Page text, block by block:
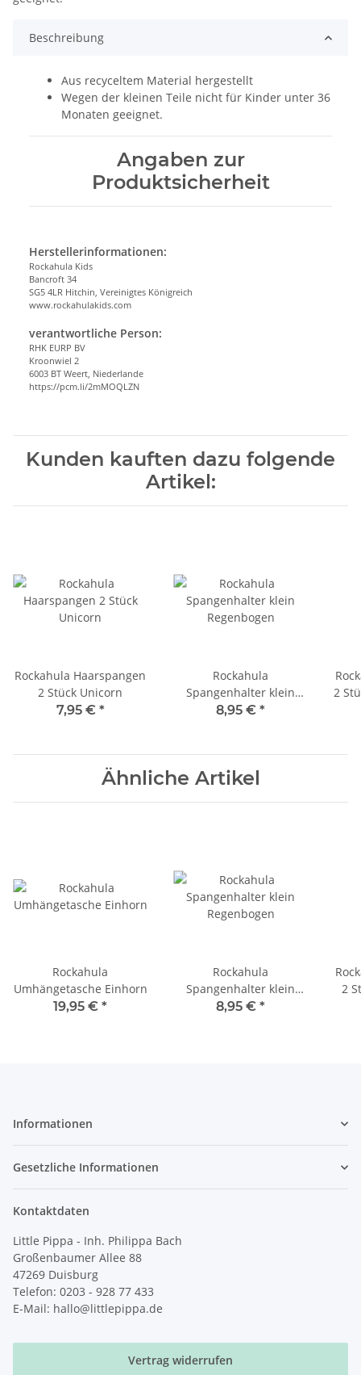
Beschreibung
Aus recyceltem Material hergestellt
Wegen der kleinen Teile nicht für Kinder unter 36
Monaten geeignet.
Angaben zur
Produktsicherheit
Herstellerinformationen:
Rockahula Kids
Bancroft 34
SG5 4LR Hitchin, Vereinigtes Königreich
www.rockahulakids.com
verantwortliche Person:
RHK EURP BV
Kroonwiel 2
6003 BT Weert, Niederlande
https://pcm.li/2mMOQLZN
Kunden kauften dazu folgende
Artikel:
Rockahula Haarspangen
2 Stück Unicorn
7,95 € *
Rockahula
Spangenhalter klein
Regenbogen
8,95 € *
2
Ähnliche Artikel
Rockahula
Umhängetasche Einhorn
19,95 € *
Rockahula
Spangenhalter klein
Regenbogen
8,95 € *
2
Informationen
Gesetzliche Informationen
Kontaktdaten
Little Pippa - Inh. Philippa Bach
Großenbaumer Allee 88
47269 Duisburg
Telefon: 0203 - 928 77 433
E-Mail: hallo@littlepippa.de
Vertrag widerrufen